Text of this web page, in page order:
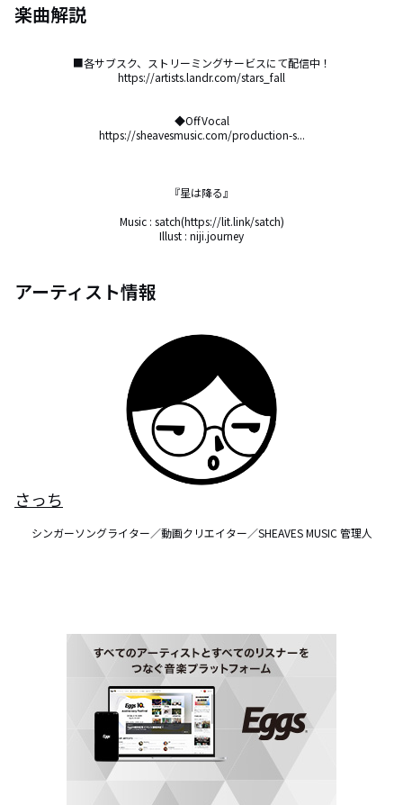
楽曲解説
■各サブスク、ストリーミングサービスにて配信中！
https://artists.landr.com/stars_fall
◆OffVocal
https://sheavesmusic.com/production-s...
『星は降る』
Music : satch(https://lit.link/satch)
Illust : niji.journey
アーティスト情報
さっち
シンガーソングライター／動画クリエイター／SHEAVES MUSIC 管理人